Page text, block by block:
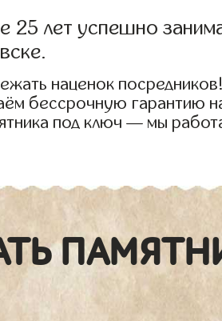
лет успешно
наценок
бессрочную гарантию
под ключ — мы